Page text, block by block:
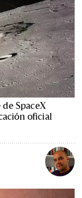
SpaceX
oficial